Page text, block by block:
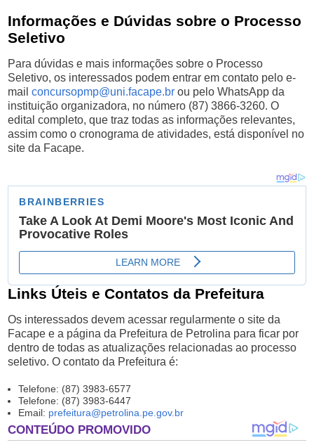
Informações e Dúvidas sobre o Processo
Seletivo
Para dúvidas e mais informações sobre o Processo
Seletivo, os interessados podem entrar em contato pelo e-
mailconcursopmp@uni.facape.br ou pelo WhatsApp da
instituição organizadora, no número (87) 3866-3260. O
edital completo, que traz todas as informações relevantes,
assim como o cronograma de atividades, está disponível no
site da Facape.
Links Úteis e Contatos da Prefeitura
Os interessados devem acessar regularmente o site da
Facape e a página da Prefeitura de Petrolina para ficar por
dentro de todas as atualizações relacionadas ao processo
seletivo. O contato da Prefeitura é:
Telefone: (87) 3983-6577
Telefone: (87) 3983-6447
Email: prefeitura@petrolina.pe.gov.br